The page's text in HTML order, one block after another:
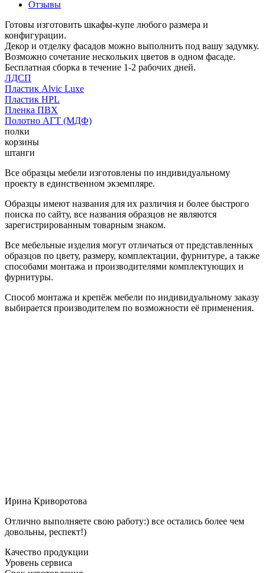
Отзывы
Готовы изготовить шкафы-купе любого размера и
конфигурации.
Декор и отделку фасадов можно выполнить под вашу задумку.
Возможно сочетание нескольких цветов в одном фасаде.
Бесплатная сборка в течение 1-2 рабочих дней.
ЛДСП
Пластик Alvic Luxe
Пластик HPL
Пленка ПВХ
Полотно АГТ (МДФ)
полки
корзины
штанги
Все образцы мебели изготовлены по индивидуальному
проекту в единственном экземпляре.
Образцы имеют названия для их различия и более быстрого
поиска по сайту, все названия образцов не являются
зарегистрированным товарным знаком.
Все мебельные изделия могут отличаться от представленных
образцов по цвету, размеру, комплектации, фурнитуре, а также
способами монтажа и производителями комплектующих и
фурнитуры.
Способ монтажа и крепёж мебели по индивидуальному заказу
выбирается производителем по возможности её применения.
Ирина Криворотова
Отлично выполняете свою работу:) все остались более чем
довольны, респект!)
Качество продукции
Уровень сервиса